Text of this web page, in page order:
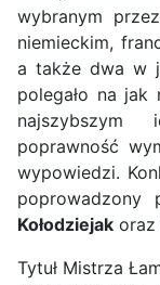
wybranym
niemieckim,
a także dwa w
polegało na jak
najszybszym
poprawność
wypowiedzi.
poprowadzony
Kołodziejak oraz
Tytuł Mistrza